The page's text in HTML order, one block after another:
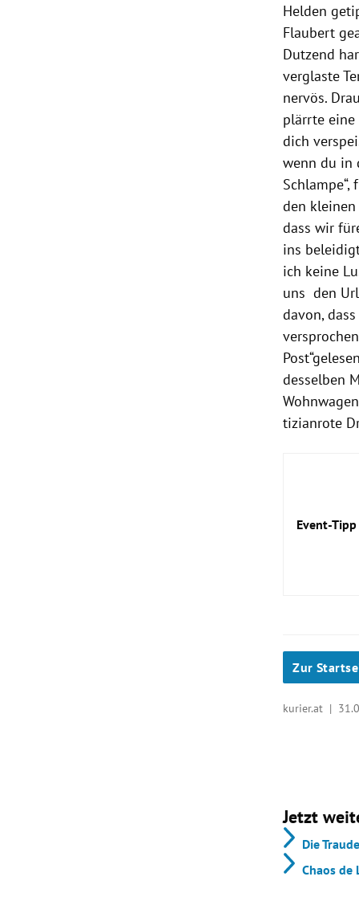
Helden
Flaubert
Dutzend
verglaste
nervös.
plärrte eine
dich
wenn du in
den kleinen
dass wir
ins
ich keine
uns den
davon,
desselben
tizianrote
Event-Tipp
Zur
kurier.at |
Jetzt
Die
Chaos de